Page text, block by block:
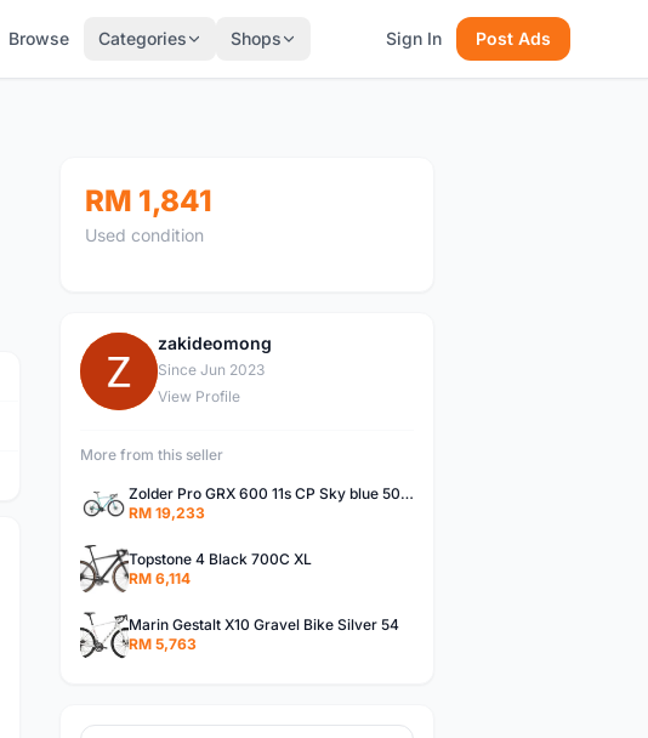
Browse Categories Shops Sign In Post Ads
RM 1,841
Used condition
Z
zakideomong
Since Jun 2023
View Profile
More from this seller
Zolder Pro GRX 600 11s CP Sky blue 50 spec
RM 19,233
Topstone 4 Black 700C XL
RM 6,114
Marin Gestalt X10 Gravel Bike Silver 54
RM 5,763